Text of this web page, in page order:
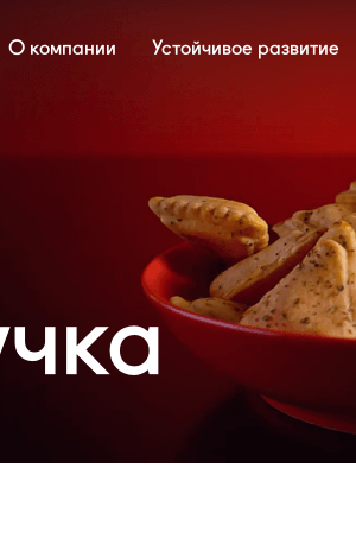
О компании Устойчивое развитие